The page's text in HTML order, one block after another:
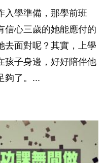
入學準備，那學前班
信心三歲的她能應付的
去面對呢？其實，上學
孩子身邊，好好陪伴他
夠了。...